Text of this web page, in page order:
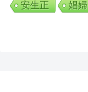
安生正
娼婦